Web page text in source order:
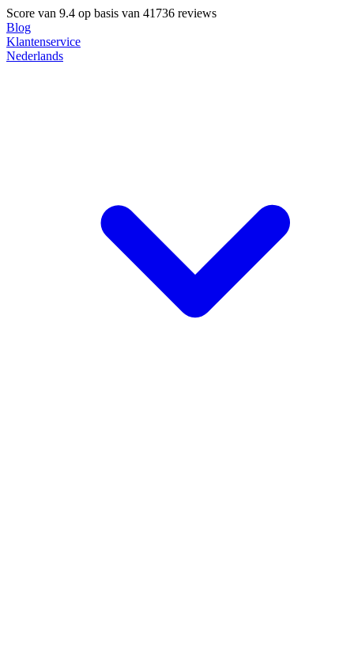
Score van 9.4 op basis van 41736 reviews
Blog
Klantenservice
Nederlands